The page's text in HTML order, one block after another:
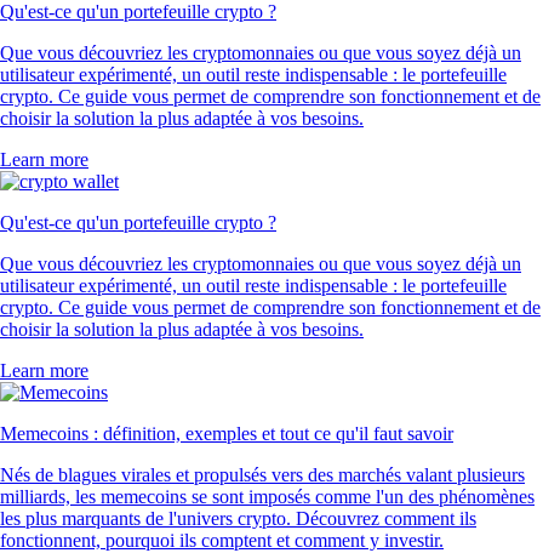
Qu'est-ce qu'un portefeuille crypto ?
Que vous découvriez les cryptomonnaies ou que vous soyez déjà un
utilisateur expérimenté, un outil reste indispensable : le portefeuille
crypto. Ce guide vous permet de comprendre son fonctionnement et de
choisir la solution la plus adaptée à vos besoins.
Learn more
Qu'est-ce qu'un portefeuille crypto ?
Que vous découvriez les cryptomonnaies ou que vous soyez déjà un
utilisateur expérimenté, un outil reste indispensable : le portefeuille
crypto. Ce guide vous permet de comprendre son fonctionnement et de
choisir la solution la plus adaptée à vos besoins.
Learn more
Memecoins : définition, exemples et tout ce qu'il faut savoir
Nés de blagues virales et propulsés vers des marchés valant plusieurs
milliards, les memecoins se sont imposés comme l'un des phénomènes
les plus marquants de l'univers crypto. Découvrez comment ils
fonctionnent, pourquoi ils comptent et comment y investir.